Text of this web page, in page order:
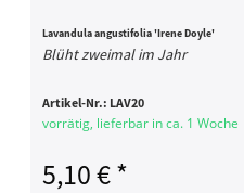
Lavandula angustifolia 'Irene Doyle'
Blüht zweimal im Jahr
Artikel-Nr.: LAV20
vorrätig, lieferbar in ca. 1 Woche
5,10 € *